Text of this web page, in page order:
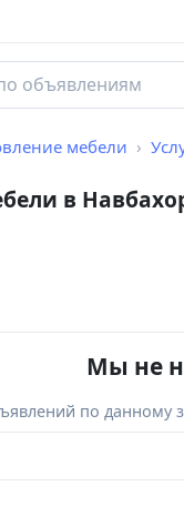
мебели
в
Мы не
по данному